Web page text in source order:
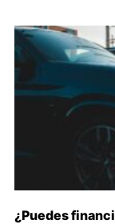
¿Puedes